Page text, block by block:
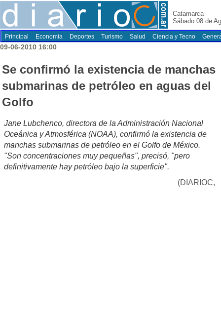
Catamarca
Sábado 08 de
Principal Economia Deportes Turismo Salud Ciencia y Tecno
09-06-2010 16:00
Se confirmó la existencia de manchas
submarinas de petróleo en aguas del
Golfo
Jane Lubchenco, directora de la Administración Nacional
Oceánica y Atmosférica (NOAA), confirmó la existencia de
manchas submarinas de petróleo en el Golfo de México.
"Son concentraciones muy pequeñas", precisó, "pero
definitivamente hay petróleo bajo la superficie".
(DIARIOC,